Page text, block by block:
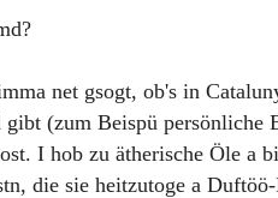
net gsogt, ob's in
gibt (zum Beispü persönliche
I hob zu ätherische Öle a
die sie heitzutoge a